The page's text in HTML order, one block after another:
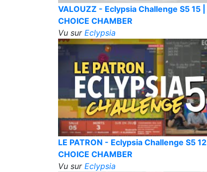
VALOUZZ - Eclypsia Challenge S5 15 |
CHOICE CHAMBER
Vu sur Eclypsia
LE PATRON - Eclypsia Challenge S5 12 |
CHOICE CHAMBER
Vu sur Eclypsia